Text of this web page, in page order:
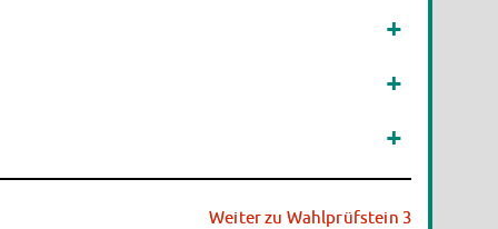
+
+
+
Weiter zu Wahlprüfstein 3